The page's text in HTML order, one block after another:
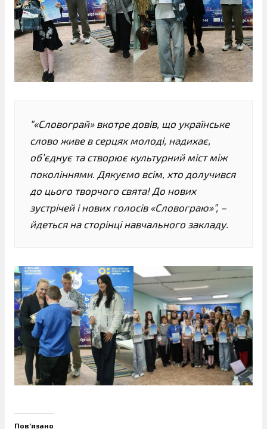
“«Словограй» вкотре довів, що українське
слово живе в серцях молоді, надихає,
об’єднує та створює культурний міст між
поколіннями. Дякуємо всім, хто долучився
до цього творчого свята! До нових
зустрічей і нових голосів «Словограю»”, –
йдеться на сторінці навчального закладу.
Пов’язано